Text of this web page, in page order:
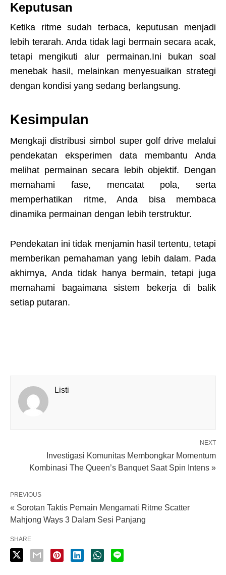
Keputusan
Ketika ritme sudah terbaca, keputusan menjadi
lebih terarah. Anda tidak lagi bermain secara acak,
tetapi mengikuti alur permainan.Ini bukan soal
menebak hasil, melainkan menyesuaikan strategi
dengan kondisi yang sedang berlangsung.
Kesimpulan
Mengkaji distribusi simbol super golf drive melalui
pendekatan eksperimen data membantu Anda
melihat permainan secara lebih objektif. Dengan
memahami fase, mencatat pola, serta
memperhatikan ritme, Anda bisa membaca
dinamika permainan dengan lebih terstruktur.
Pendekatan ini tidak menjamin hasil tertentu, tetapi
memberikan pemahaman yang lebih dalam. Pada
akhirnya, Anda tidak hanya bermain, tetapi juga
memahami bagaimana sistem bekerja di balik
setiap putaran.
Listi
NEXT
Investigasi Komunitas Membongkar Momentum
Kombinasi The Queen’s Banquet Saat Spin Intens »
PREVIOUS
« Sorotan Taktis Pemain Mengamati Ritme Scatter
Mahjong Ways 3 Dalam Sesi Panjang
SHARE